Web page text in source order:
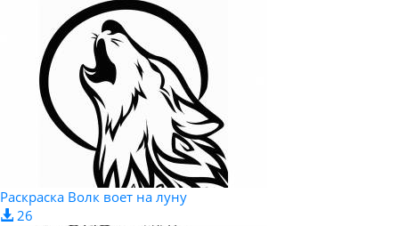
Раскраска Волк воет на луну
26